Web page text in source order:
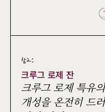
참고:
크루그 로제 잔
크루그 로제 특유
개성을 온전히 드